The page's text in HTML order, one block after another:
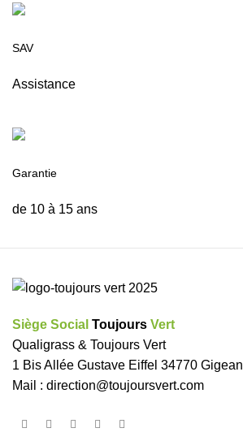
SAV
Assistance
Garantie
de 10 à 15 ans
Siège Social Toujours Vert
Qualigrass & Toujours Vert
1 Bis Allée Gustave Eiffel 34770 Gigean
Mail : direction@toujoursvert.com